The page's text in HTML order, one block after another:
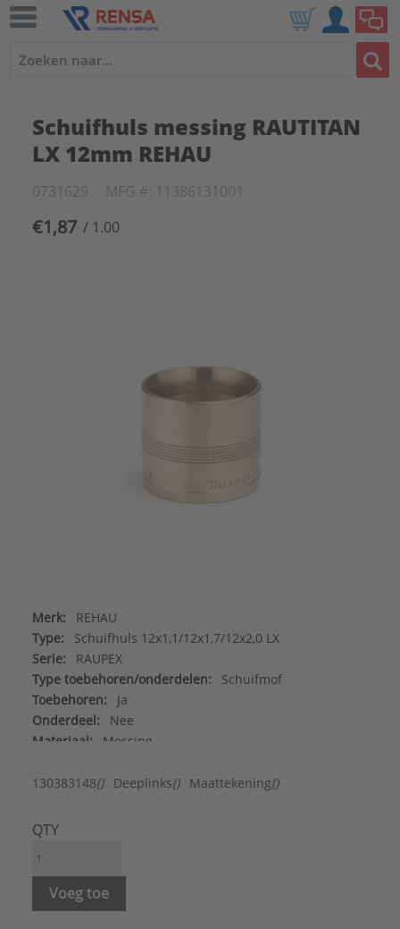
Schuifhuls messing RAUTITAN
LX 12mm REHAU
0731629 MFG #: 11386131001
€1,87 / 1.00
Merk:
REHAU
Type:
Schuifhuls 12x1,1/12x1,7/12x2,0 LX
Serie:
RAUPEX
Type toebehoren/onderdelen:
Schuifmof
Toebehoren:
Ja
Onderdeel:
Nee
Materiaal:
Messing
130383148() Deeplinks() Maattekening()
QTY
Voeg toe